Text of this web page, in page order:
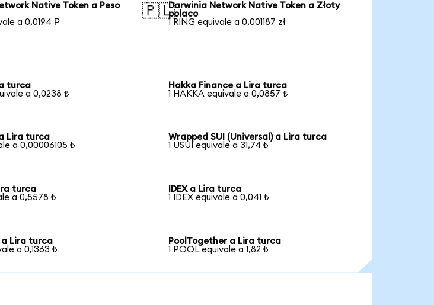
Native Token a Peso
a 0,0194 ₱
🇵🇱Darwinia Network Native Token a Złoty
polaco
1 RING equivale a 0,001187 zł
turca
a 0,0238 ₺
Hakka Finance a Lira turca
1 HAKKA equivale a 0,0857 ₺
Lira turca
a 0,00006105 ₺
Wrapped SUI (Universal) a Lira turca
1 USUI equivale a 31,74 ₺
turca
a 0,5578 ₺
IDEX a Lira turca
1 IDEX equivale a 0,041 ₺
a Lira turca
a 0,1363 ₺
PoolTogether a Lira turca
1 POOL equivale a 1,82 ₺